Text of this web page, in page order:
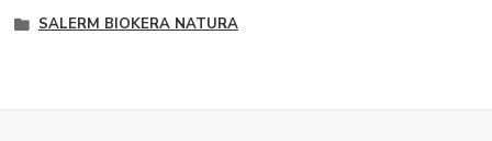
SALERM BIOKERA NATURA